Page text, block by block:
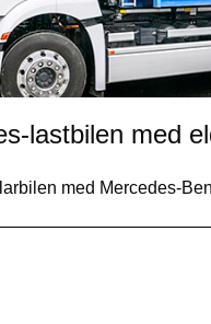
lastbilen med
med Mercedes-